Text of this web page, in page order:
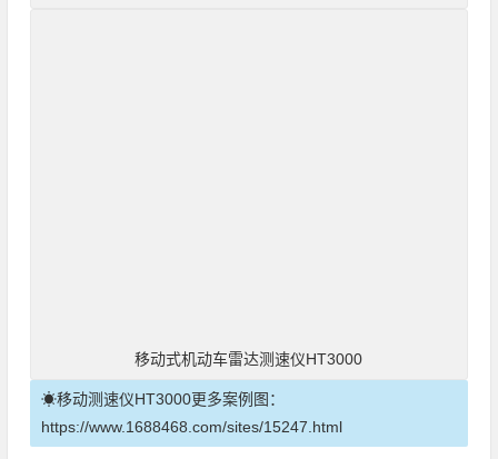
移动式机动车雷达测速仪HT3000
☀移动测速仪HT3000更多案例图：
https://www.1688468.com/sites/15247.html